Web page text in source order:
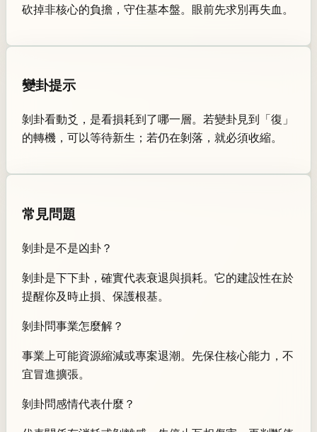
砍掉非核心的負擔，守住基本盤。眼前先求別再失血。
變卦提示
剝卦看動爻，是看損耗到了哪一層。若變卦見到「復」
的轉機，可以等待新生；若仍在剝落，就必須收縮。
常見問題
剝卦是不是凶卦？
剝卦是下下卦，確實代表衰退與損耗。它的建設性在於
提醒你及時止損、保護根基。
剝卦問事業怎麼解？
事業上可能資源縮減或專案退潮。先保住核心能力，不
宜冒進擴張。
剝卦問感情代表什麼？